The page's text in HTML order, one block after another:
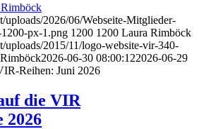
uploads/2026/06/Webseite-Mitglieder-
px-1.png 1200 1200 Laura Rimböck
uploads/2015/11/logo-website-vir-340-
2026-06-30 08:00:122026-06-29
Reihen: Juni 2026
die VIR
2026